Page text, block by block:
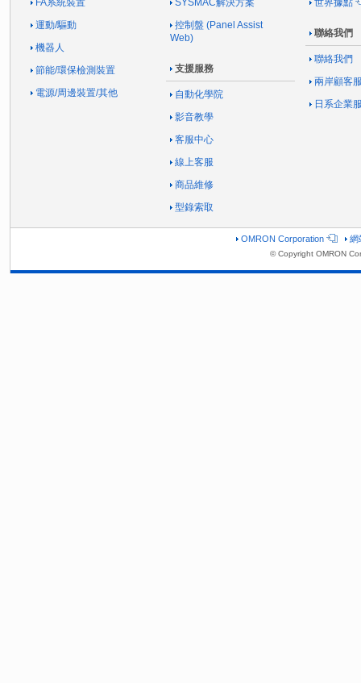
FA系統裝置
運動/驅動
機器人
節能/環保檢測裝置
電源/周邊裝置/其他
SYSMAC解決方案
控制盤 (Panel Assist
Web)
支援服務
自動化學院
影音教學
客服中心
線上客服
商品維修
型錄索取
世界據點
聯絡我們
聯絡我們
兩岸顧客
日系企業
OMRON Corporation 網
© Copyright OMRON